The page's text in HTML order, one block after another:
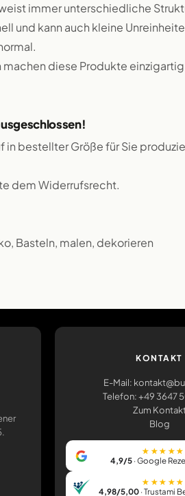
immer unterschiedliche
und kann auch kleine
diese Produkte
in bestellter Größe für Sie
dem Widerrufsrecht.
Basteln, malen, dekorieren
KONTAKT
E-Mail:
Telefon: +49 3647
Zum
Blog
★★★★★
4,9/5 · Google
★★★★★
4,98/5,00 · Trustami